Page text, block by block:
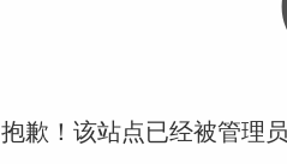
抱歉！该站点已经被管理